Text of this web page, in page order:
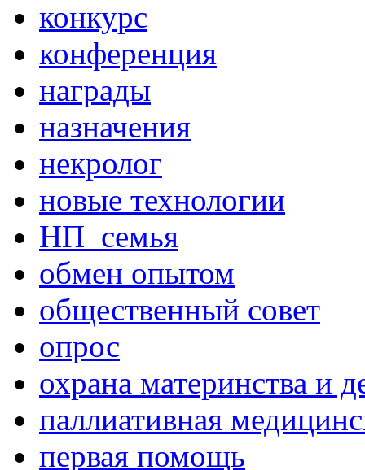
конкурс
конференция
награды
назначения
некролог
новые технологии
НП_семья
обмен опытом
общественный совет
опрос
охрана материнства и
паллиативная
первая помощь